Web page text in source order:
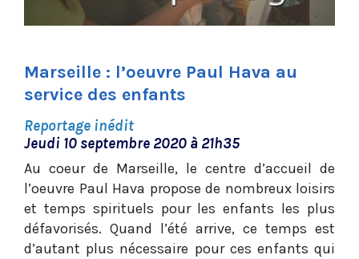
Marseille : l’oeuvre Paul Hava au
service des enfants
Reportage inédit
Jeudi 10 septembre 2020 à 21h35
Au coeur de Marseille, le centre d’accueil de
l’oeuvre Paul Hava propose de nombreux loisirs
et temps spirituels pour les enfants les plus
défavorisés. Quand l’été arrive, ce temps est
d’autant plus nécessaire pour ces enfants qui